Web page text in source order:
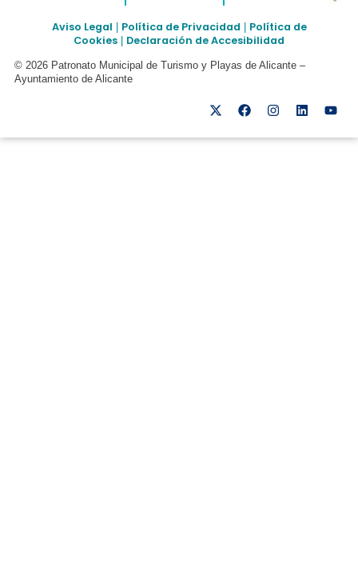
Aviso Legal Política de Privacidad
Política de
Cookies
Declaración de Accesibilidad
© 2026 Patronato Municipal de Turismo y Playas de Alicante –
Ayuntamiento de Alicante